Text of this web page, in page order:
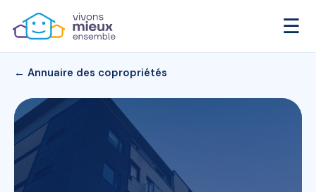
☰
← Annuaire des copropriétés